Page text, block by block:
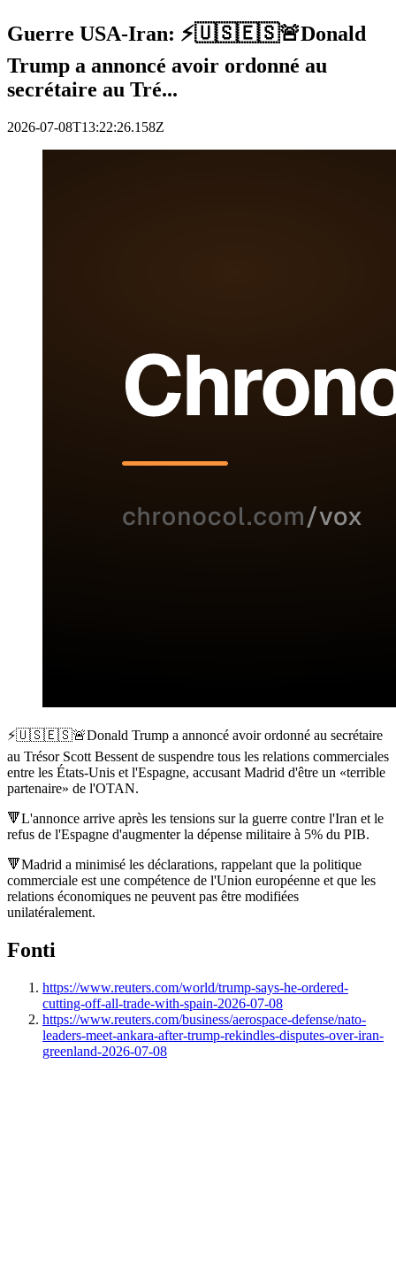
Guerre USA-Iran: ⚡️🇺🇸🇪🇸🚨Donald
Trump a annoncé avoir ordonné au
secrétaire au Tré...
2026-07-08T13:22:26.158Z
⚡️🇺🇸🇪🇸🚨Donald Trump a annoncé avoir ordonné au secrétaire
au Trésor Scott Bessent de suspendre tous les relations commerciales
entre les États-Unis et l'Espagne, accusant Madrid d'être un «terrible
partenaire» de l'OTAN.
🔻L'annonce arrive après les tensions sur la guerre contre l'Iran et le
refus de l'Espagne d'augmenter la dépense militaire à 5% du PIB.
🔻Madrid a minimisé les déclarations, rappelant que la politique
commerciale est une compétence de l'Union européenne et que les
relations économiques ne peuvent pas être modifiées
unilatéralement.
Fonti
https://www.reuters.com/world/trump-says-he-ordered-
cutting-off-all-trade-with-spain-2026-07-08
https://www.reuters.com/business/aerospace-defense/nato-
leaders-meet-ankara-after-trump-rekindles-disputes-over-iran-
greenland-2026-07-08